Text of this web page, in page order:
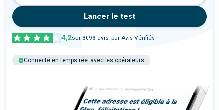
Lancer le test
4,2sur 3093 avis, par Avis Vérifiés
Connecté en temps réel avec les opérateurs